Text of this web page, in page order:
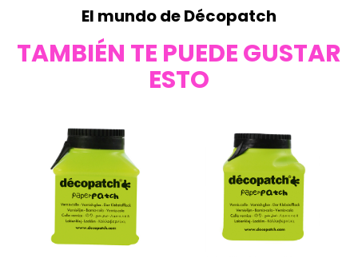
El mundo de Décopatch
TAMBIÉN TE PUEDE GUSTAR
ESTO